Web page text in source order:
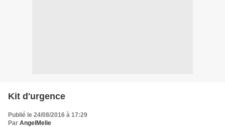
Kit d'urgence
Publié le 24/08/2016 à 17:29
Par AngelMelie